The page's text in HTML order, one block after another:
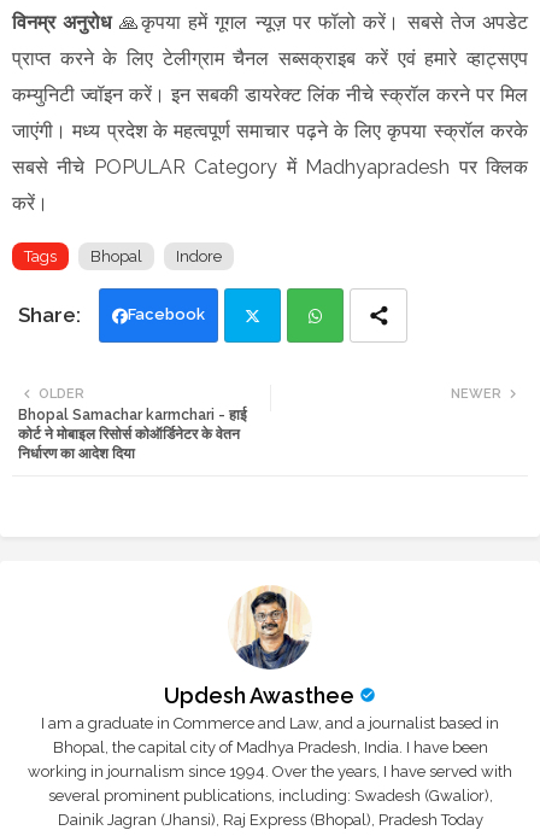
विनम्र अनुरोध 🙏कृपया हमें गूगल न्यूज़ पर फॉलो करें। सबसे तेज अपडेट
प्राप्त करने के लिए टेलीग्राम चैनल सब्सक्राइब करें एवं हमारे व्हाट्सएप
कम्युनिटी ज्वॉइन करें। इन सबकी डायरेक्ट लिंक नीचे स्क्रॉल करने पर मिल
जाएंगी। मध्य प्रदेश के महत्वपूर्ण समाचार पढ़ने के लिए कृपया स्क्रॉल करके
सबसे नीचे POPULAR Category में Madhyapradesh पर क्लिक
करें।
Tags Bhopal Indore
Facebook
tte
NEWER
OLDER
Bhopal Samachar karmchari - हाई
कोर्ट ने मोबाइल रिसोर्स कोऑर्डिनेटर के वेतन
निर्धारण का आदेश दिया
Updesh Awasthee
I am a graduate in Commerce and Law, and a journalist based in
Bhopal, the capital city of Madhya Pradesh, India. I have been
working in journalism since 1994. Over the years, I have served with
several prominent publications, including: Swadesh (Gwalior),
Dainik Jagran (Jhansi), Raj Express (Bhopal), Pradesh Today